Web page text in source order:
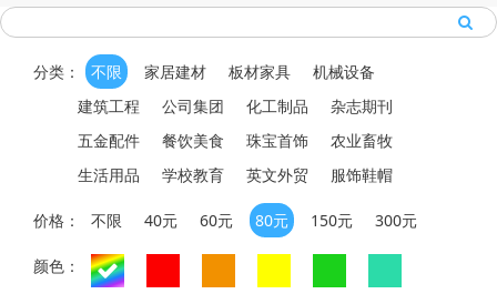
分类： 不限 家居建材 板材家具
机械设备
建筑工程
公司集团 化工制品
杂志期刊
五金配件
餐饮美食 珠宝首饰
农业畜牧
生活用品
学校教育 英文外贸 服饰鞋帽
价格： 不限 40元 60元 80元 150元 300元
颜色：